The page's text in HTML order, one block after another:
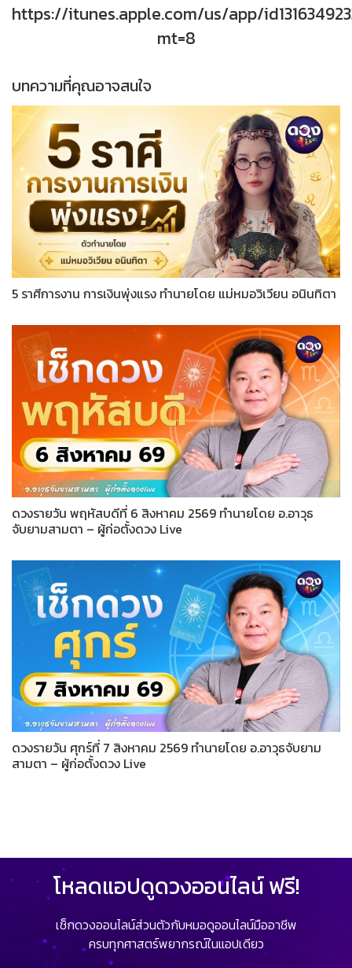
https://itunes.apple.com/us/app/
mt=8
บทความที่คุณอาจสนใจ
5 ราศีการงาน การเงินพุ่งแรง ทำนายโดย แม่หมอวิเวียน อนินทิตา
ดวงรายวัน พฤหัสบดีที่ 6 สิงหาคม 2569 ทำนายโดย อ.อาวุธ
จับยามสามตา – ผู้ก่อตั้งดวง Live
ดวงรายวัน ศุกร์ที่ 7 สิงหาคม 2569 ทำนายโดย อ.อาวุธจับยาม
สามตา – ผู้ก่อตั้งดวง Live
โหลดแอปดูดวงออนไลน์ ฟรี!
เช็กดวงออนไลน์ส่วนตัวกับหมอดูออนไลน์มืออาชีพ
ครบทุกศาสตร์พยากรณ์ในแอปเดียว